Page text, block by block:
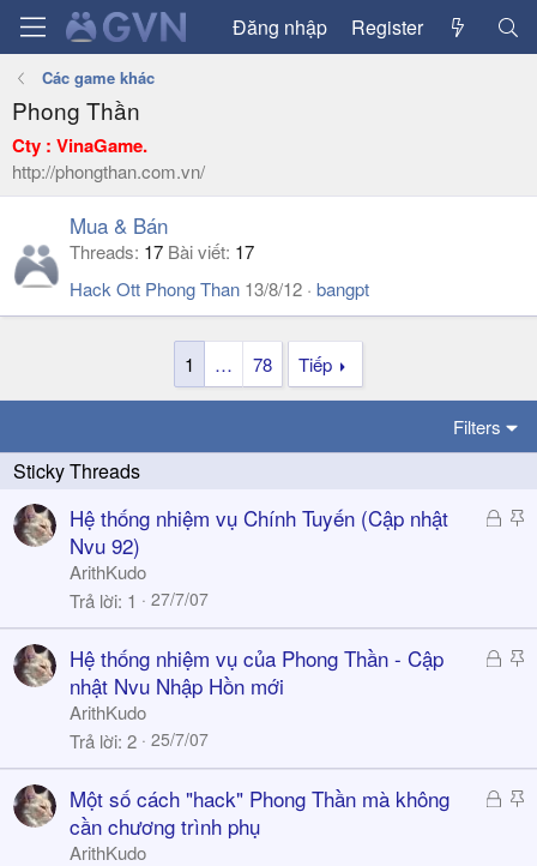
Đăng nhập Register
Các game khác
Phong Thần
Cty : VinaGame.
http://phongthan.com.vn/
Mua & Bán
Threads 17 Bài viết 17
Hack Ott Phong Than 13/8/12 bangpt
1 … 78 Tiếp
Filters
Đ
ó
S
k
y
Hệ thống nhiệm vụ Chính Tuyến (Cập nhật
Nvu 92)
ArithKudo
Trả lời 1 27/7/07
Đ
ó
S
k
y
Hệ thống nhiệm vụ của Phong Thần - Cập
nhật Nvu Nhập Hồn mới
ArithKudo
Trả lời 2 25/7/07
Đ S
Một số cách "hack" Phong Thần mà không
cần chương trình phụ
ArithKudo